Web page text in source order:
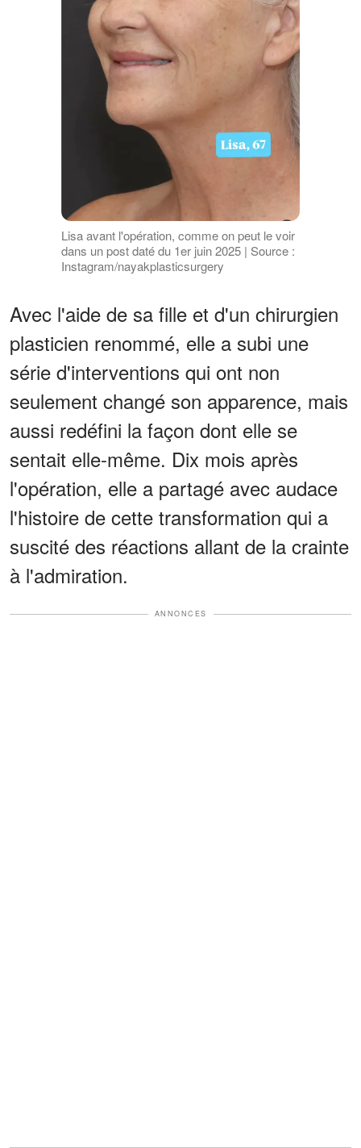
Lisa avant l'opération, comme on peut le voir
dans un post daté du 1er juin 2025 | Source :
Instagram/nayakplasticsurgery
Avec l'aide de sa fille et d'un chirurgien
plasticien renommé, elle a subi une
série d'interventions qui ont non
seulement changé son apparence, mais
aussi redéfini la façon dont elle se
sentait elle-même. Dix mois après
l'opération, elle a partagé avec audace
l'histoire de cette transformation qui a
suscité des réactions allant de la crainte
à l'admiration.
ANNONCES